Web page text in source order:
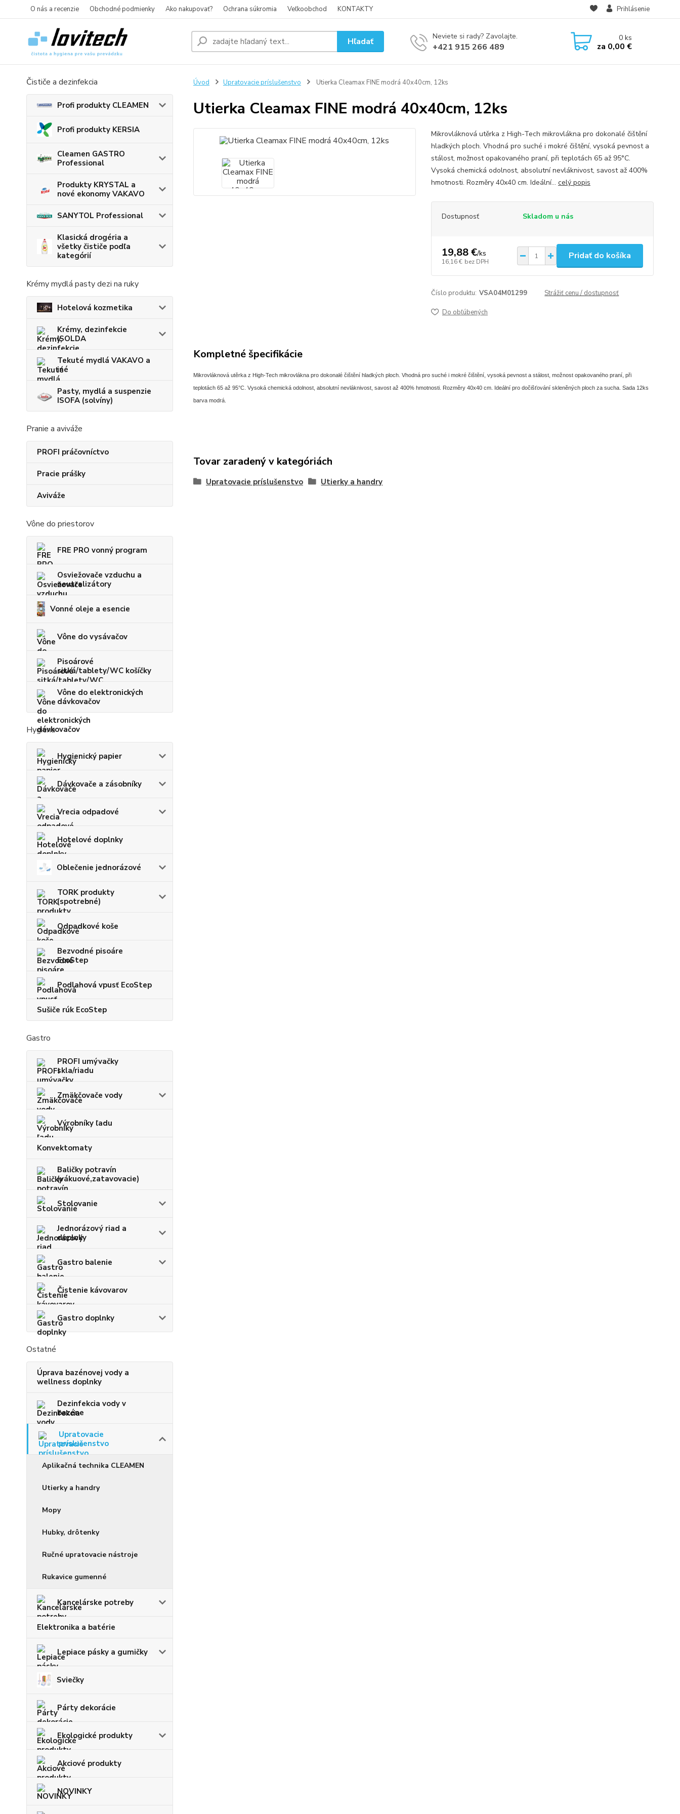
O nás a recenzie Obchodné podmienky Ako nakupovať? Ochrana súkromia Veľkoobchod KONTAKTY Prihlásenie
Hľadať Neviete si rady? Zavolajte.
+421 915 266 489
0ks
za 0,00 €
Čističe a dezinfekcia
Profi produkty CLEAMEN
Profi produkty KERSIA
Cleamen GASTRO
Professional
Produkty KRYSTAL a
nové ekonomy VAKAVO
SANYTOL Professional
Klasická drogéria a
všetky čističe podľa
kategórií
Krémy mydlá pasty dezi na ruky
Hotelová kozmetika
Krémy, dezinfekcie
ISOLDA
Tekuté mydlá VAKAVO a
iné
Pasty, mydlá a suspenzie
ISOFA (solvíny)
Pranie a aviváže
PROFI práčovníctvo
Pracie prášky
Aviváže
Vône do priestorov
FRE PRO vonný program
Osviežovače vzduchu a
neutralizátory
Vonné oleje a esencie
Vône do vysávačov
Pisoárové
sitká/tablety/WC košíčky
Vône do elektronických
dávkovačov
Hygiena
Hygienický papier
Dávkovače a zásobníky
Vrecia odpadové
Hotelové doplnky
Oblečenie jednorázové
TORK produkty
(spotrebné)
Odpadkové koše
Bezvodné pisoáre
EcoStep
Podlahová vpusť EcoStep
Sušiče rúk EcoStep
Gastro
PROFI umývačky
skla/riadu
Zmäkčovače vody
Výrobníky ľadu
Konvektomaty
Baličky potravín
(vákuové,zatavovacie)
Stolovanie
Jednorázový riad a
doplnky
Gastro balenie
Čistenie kávovarov
Gastro doplnky
Ostatné
Úprava bazénovej vody a
wellness doplnky
Dezinfekcia vody v
bazéne
Upratovacie
príslušenstvo
Aplikačná technika CLEAMEN
Utierky a handry
Mopy
Hubky, drôtenky
Ručné upratovacie nástroje
Rukavice gumenné
Kancelárske potreby
Elektronika a batérie
Lepiace pásky a gumičky
Sviečky
Párty dekorácie
Ekologické produkty
Akciové produkty
NOVINKY
Úvod Upratovacie príslušenstvo Utierka Cleamax FINE modrá 40x40cm, 12ks
Utierka Cleamax FINE modrá 40x40cm, 12ks
Mikrovláknová utěrka z High-Tech mikrovlákna pro dokonalé čištění
hladkých ploch. Vhodná pro suché i mokré čištění, vysoká pevnost a
stálost, možnost opakovaného praní, při teplotách 65 až 95°C.
Vysoká chemická odolnost, absolutní nevláknivost, savost až 400%
hmotnosti. Rozměry 40x40 cm. Ideální... celý popis
Dostupnosť Skladom u nás
19,88 €/ks
16,16 € bez DPH
Pridať do košíka
Číslo produktu: VSA04M01299 Strážiť cenu / dostupnosť
Do obľúbených
Kompletné špecifikácie
Mikrovláknová utěrka z High-Tech mikrovlákna pro dokonalé čištění hladkých ploch. Vhodná pro suché i mokré čištění, vysoká pevnost a stálost, možnost opakovaného praní, při
teplotách 65 až 95°C. Vysoká chemická odolnost, absolutní nevláknivost, savost až 400% hmotnosti. Rozměry 40x40 cm. Ideální pro dočišťování skleněných ploch za sucha. Sada 12ks
barva modrá.
Tovar zaradený v kategóriách
Upratovacie príslušenstvo Utierky a handry